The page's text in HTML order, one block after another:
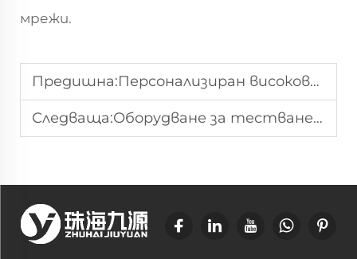
мрежи.
Предишна:Персонализиран високоволтов източник на електрозахранване за изпитвания на системи за съхранение на енергия
Следваща:Оборудване за тестване на ефективността на съхранение на енергия